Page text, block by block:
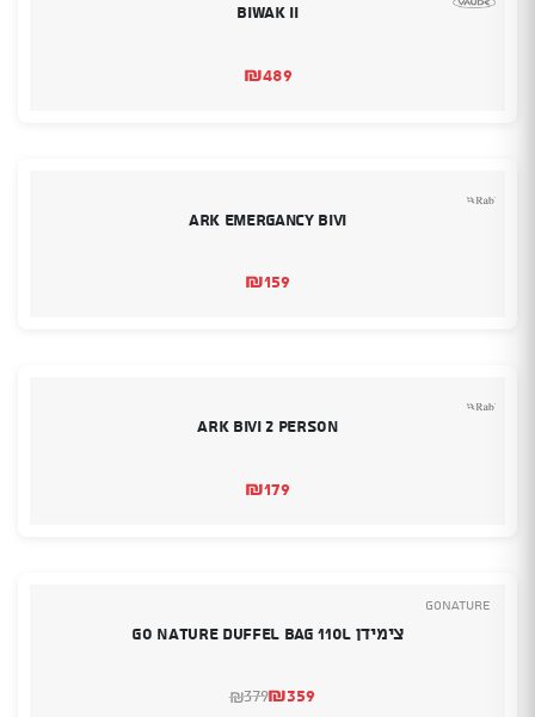
Biwak II
₪489
Ark Emergancy Bivi
₪159
Ark Bivi 2 Person
₪179
GoNature
צימידן Go Nature Duffel Bag 110L
₪379
המחיר₪359
המחיר